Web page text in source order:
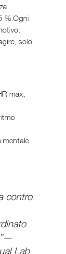
%.Ogni
solo
max,
mentale
contro
Lab